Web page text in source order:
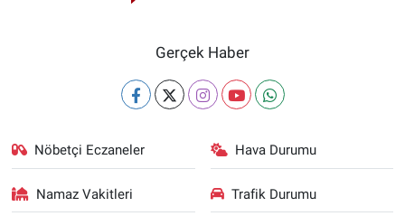
Gerçek Haber
Nöbetçi Eczaneler Hava Durumu
Namaz Vakitleri Trafik Durumu